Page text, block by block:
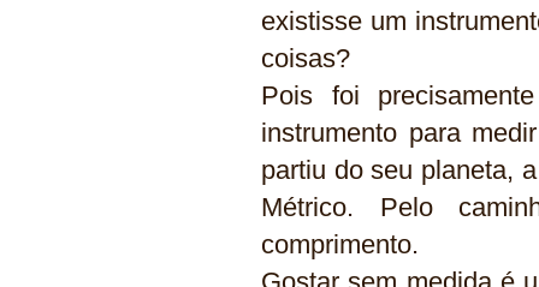
existisse um
coisas?
Pois foi
instrumento para
partiu do seu planeta,
Métrico. Pelo
comprimento.